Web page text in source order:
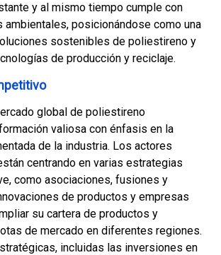
y al mismo tiempo cumple con
ambientales, posicionándose como una
sostenibles de poliestireno y
de producción y reciclaje.
global de poliestireno
valiosa con énfasis en la
de la industria. Los actores
centrando en varias estrategias
como asociaciones, fusiones y
de productos y empresas
su cartera de productos y
de mercado en diferentes regiones.
incluidas las inversiones en